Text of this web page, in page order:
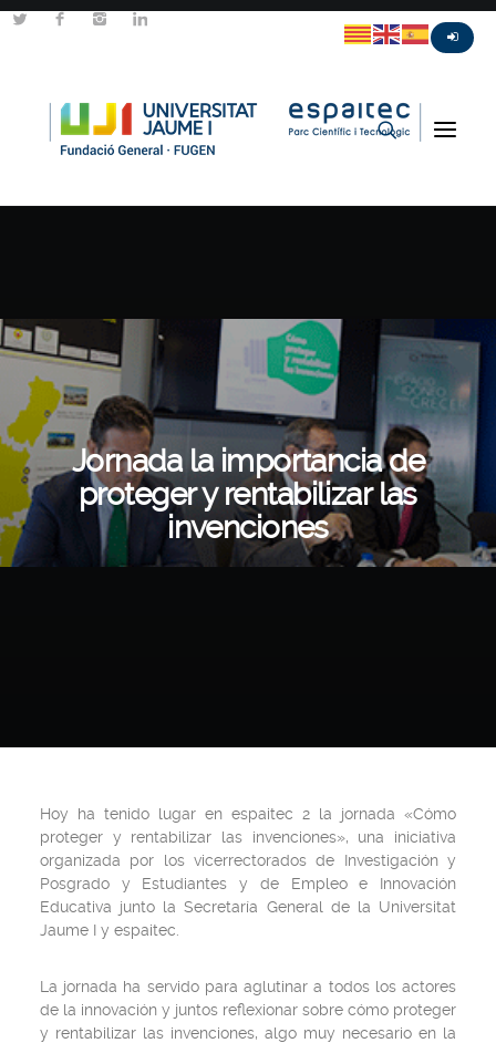
Jornada la importancia de
proteger y rentabilizar las
invenciones
Hoy ha tenido lugar en espaitec 2 la jornada «Cómo
proteger y rentabilizar las invenciones», una iniciativa
organizada por los vicerrectorados de Investigación y
Posgrado y Estudiantes y de Empleo e Innovación
Educativa junto la Secretaría General de la Universitat
Jaume I y espaitec.
La jornada ha servido para aglutinar a todos los actores
de la innovación y juntos reflexionar sobre cómo proteger
y rentabilizar las invenciones, algo muy necesario en la